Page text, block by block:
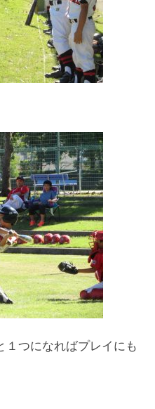
１つになればプレイにも